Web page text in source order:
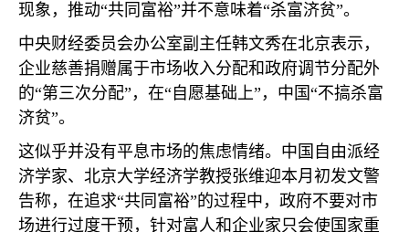
现象，推动“共同富裕”并不意味着“杀富济贫”。
中央财经委员会办公室副主任韩文秀在北京表示，
企业慈善捐赠属于市场收入分配和政府调节分配外
的“第三次分配”，在“自愿基础上”，中国“不搞杀富
济贫”。
这似乎并没有平息市场的焦虑情绪。中国自由派经
济学家、北京大学经济学教授张维迎本月初发文警
告称，在追求“共同富裕”的过程中，政府不要对市
场进行过度干预，针对富人和企业家只会使国家重